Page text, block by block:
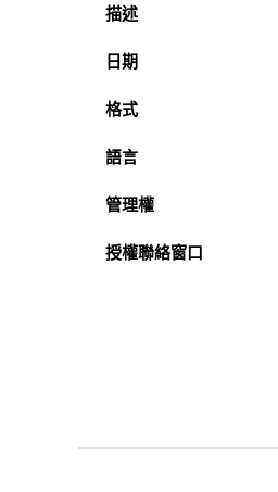
描述
日期
格式
語言
管理權
授權聯絡窗口